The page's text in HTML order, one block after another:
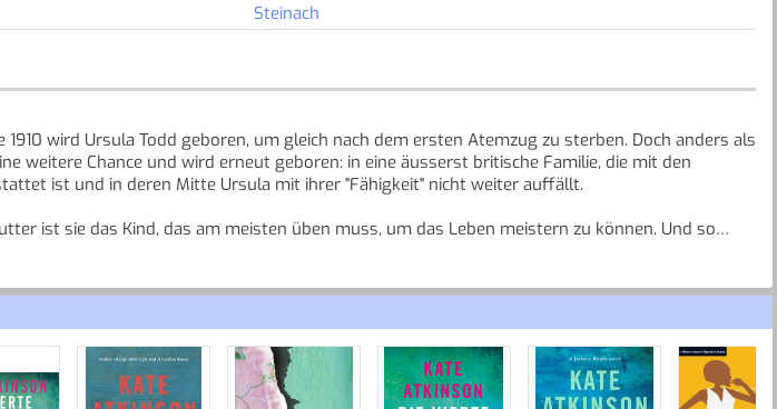
Steinach
1910 wird Ursula Todd geboren, um gleich nach dem ersten Atemzug zu sterben. Doch anders als
weitere Chance und wird erneut geboren: in eine äusserst britische Familie, die mit den
ist und in deren Mitte Ursula mit ihrer "Fähigkeit" nicht weiter auffällt.
ist sie das Kind, das am meisten üben muss, um das Leben meistern zu können. Und so
Ereignissen in ihrem Leben mit Neugierde, Humor und dem aufrichtigen Bestreben, alles richtig
fragen: Was wäre, wenn? Ihr ist es gegeben, ihre Fehler und damit ihr Leben zu korrigieren.
Krieg und Tod. Was also soll diese Gabe? Ist es überhaupt möglich, sein Leben fehlerlos zu